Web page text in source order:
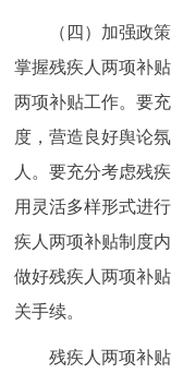
（四）加强政策
掌握残疾人两项补
两项补贴工作。要
度，营造良好舆论
人。要充分考虑残
用灵活多样形式进
疾人两项补贴制度
做好残疾人两项补
关手续。
残疾人两项补贴